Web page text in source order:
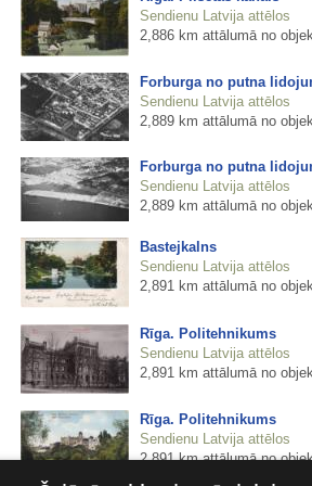
Sendienu Latvija attēlos
2,886 km attālumā no
Forburga no putna
Sendienu Latvija attēlos
2,889 km attālumā no
Forburga no putna
Sendienu Latvija attēlos
2,889 km attālumā no
Bastejkalns
Sendienu Latvija attēlos
2,891 km attālumā no
Rīga. Politehnikums
Sendienu Latvija attēlos
2,891 km attālumā no
Rīga. Politehnikums
Sendienu Latvija attēlos
2,891 km attālumā no